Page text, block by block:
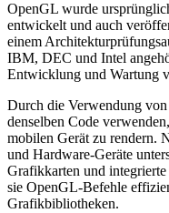
OpenGL wurde
entwickelt und auch
einem
IBM, DEC und Intel
Entwicklung und Wartung
Durch die Verwendung
denselben Code
mobilen Gerät zu rendern.
und Hardware-Geräte
Grafikkarten und
sie OpenGL-Befehle
Grafikbibliotheken.